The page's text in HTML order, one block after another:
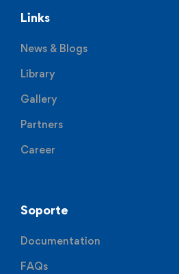
Links
News & Blogs
Library
Gallery
Partners
Career
Soporte
Documentation
FAQs